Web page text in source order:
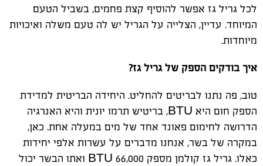
לכל גריל גז אפשר להוסיף קצת פחמים, בשביל הטעם
המיוחד. עדיין, הצלייה על הגריל יש לה טעם משלה ואיכויות
מיוחדות.
איך בודקים הספק של גריל גז?
טוב, פה נתנו לבריטים להחליט. היחידה הבריטית למדידת
הספק חום היא BTU, בריטיש תרמו יונית והיא האנרגיה
הדרושה לחימום פאונד אחד של מים במעלה אחת. כאן,
במקרה של בשר, אנחנו מדברים על עשרות אלפי יחידות
כאלו. גריל גז קולמן מספק 66,000
BTU ואתו הבשר יכול